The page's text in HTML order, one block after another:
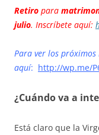
Retiro para
julio. Inscríbete aquí:
Para ver los próximos
aquí: http://wp.me/
¿Cuándo va a
Está claro que la